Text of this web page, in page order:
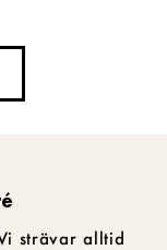
strävar alltid